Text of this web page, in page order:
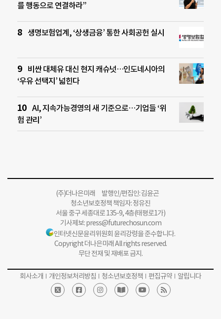
를 행동으로 연결하라”
생명보험업계, ‘상생금융’ 통한 사회공헌 실시
비싼 대체유 대신 현지 캐슈넛…인도네시아의
‘우유 선택지’ 넓힌다
AI, 지속가능경영의 새 기준으로…기업들 ‘위
험 관리’
(주)더나은미래 발행인/편집인: 김윤곤
청소년보호정책 책임자: 정유진
서울 중구 세종대로 135-9, 4층(태평로1가)
기사제보:press@futurechosun.com
인터넷신문윤리위원회 윤리강령을 준수합니다.
Copyright 더나은미래 All rights reserved.
무단 전재 및 재배포 금지.
회사소개 개인정보처리방침 청소년보호정책 편집규약 알립니다